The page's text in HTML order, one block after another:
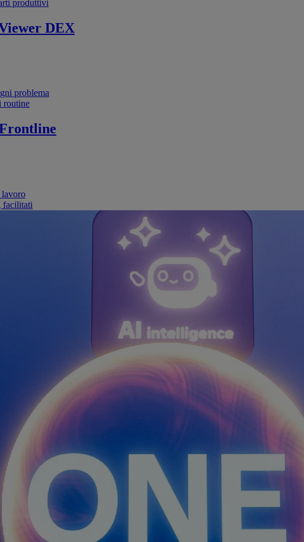
produttivi
DEX
problema
routine
lavoro
facilitati